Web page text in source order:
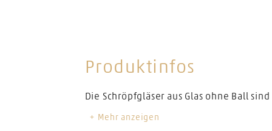
Produktinfos
Mehr anzeigen